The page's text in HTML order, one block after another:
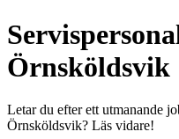
Örnsköldsvik
Letar du efter ett utmanande
Örnsköldsvik? Läs vidare!